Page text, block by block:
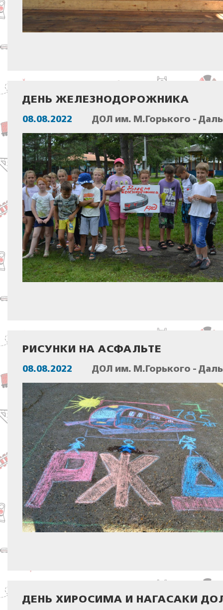
ДЕНЬ ЖЕЛЕЗНОДОРОЖНИКА
08.08.2022 ДОЛ им. М.Горького -
РИСУНКИ НА АСФАЛЬТЕ
08.08.2022 ДОЛ им. М.Горького -
ДЕНЬ ХИРОСИМА И НАГАСАКИ